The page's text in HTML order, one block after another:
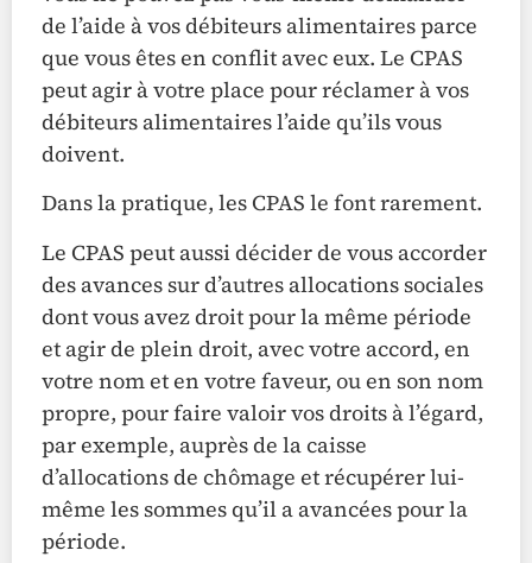
de l’aide à vos débiteurs alimentaires parce
que vous êtes en conflit avec eux. Le CPAS
peut agir à votre place pour réclamer à vos
débiteurs alimentaires l’aide qu’ils vous
doivent.
Dans la pratique, les CPAS le font rarement.
Le CPAS peut aussi décider de vous accorder
des avances sur d’autres allocations sociales
dont vous avez droit pour la même période
et agir de plein droit, avec votre accord, en
votre nom et en votre faveur, ou en son nom
propre, pour faire valoir vos droits à l’égard,
par exemple, auprès de la caisse
d’allocations de chômage et récupérer lui-
même les sommes qu’il a avancées pour la
période.